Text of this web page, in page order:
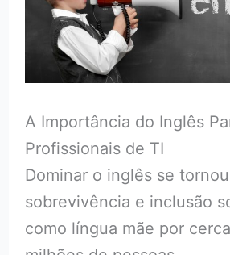
A Importância do Inglês
Profissionais de TI
Dominar o inglês se
sobrevivência e inclusão
como língua mãe por